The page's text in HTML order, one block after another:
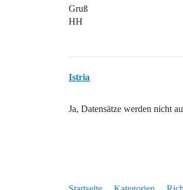
Gruß
HH
Istria
Ja, Datensätze werden nicht